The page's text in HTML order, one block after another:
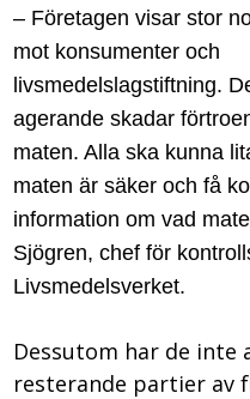
– Företagen visar stor
mot konsumenter och
livsmedelslagstiftning.
agerande skadar
maten. Alla ska kunna
maten är säker och få
information om vad
Sjögren, chef för
Livsmedelsverket.
Dessutom har de
resterande partier av